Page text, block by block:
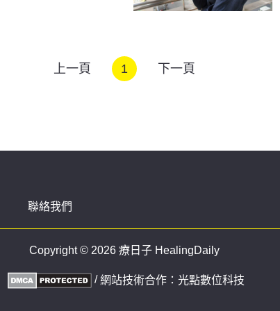
上一頁 1 下一頁
聯絡我們
Copyright © 2026 療日子 HealingDaily
/網站技術合作： 光點數位科技